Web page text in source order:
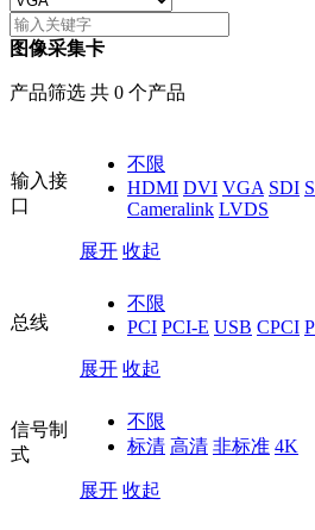
图像采集卡
产品筛选 共 0 个产品
输入接
口
不限
HDMI DVI VGA SDI
Cameralink LVDS
展开 收起
总线
不限
PCI PCI-E USB CPCI
展开 收起
信号制
式
不限
标清 高清 非标准 4K
展开 收起